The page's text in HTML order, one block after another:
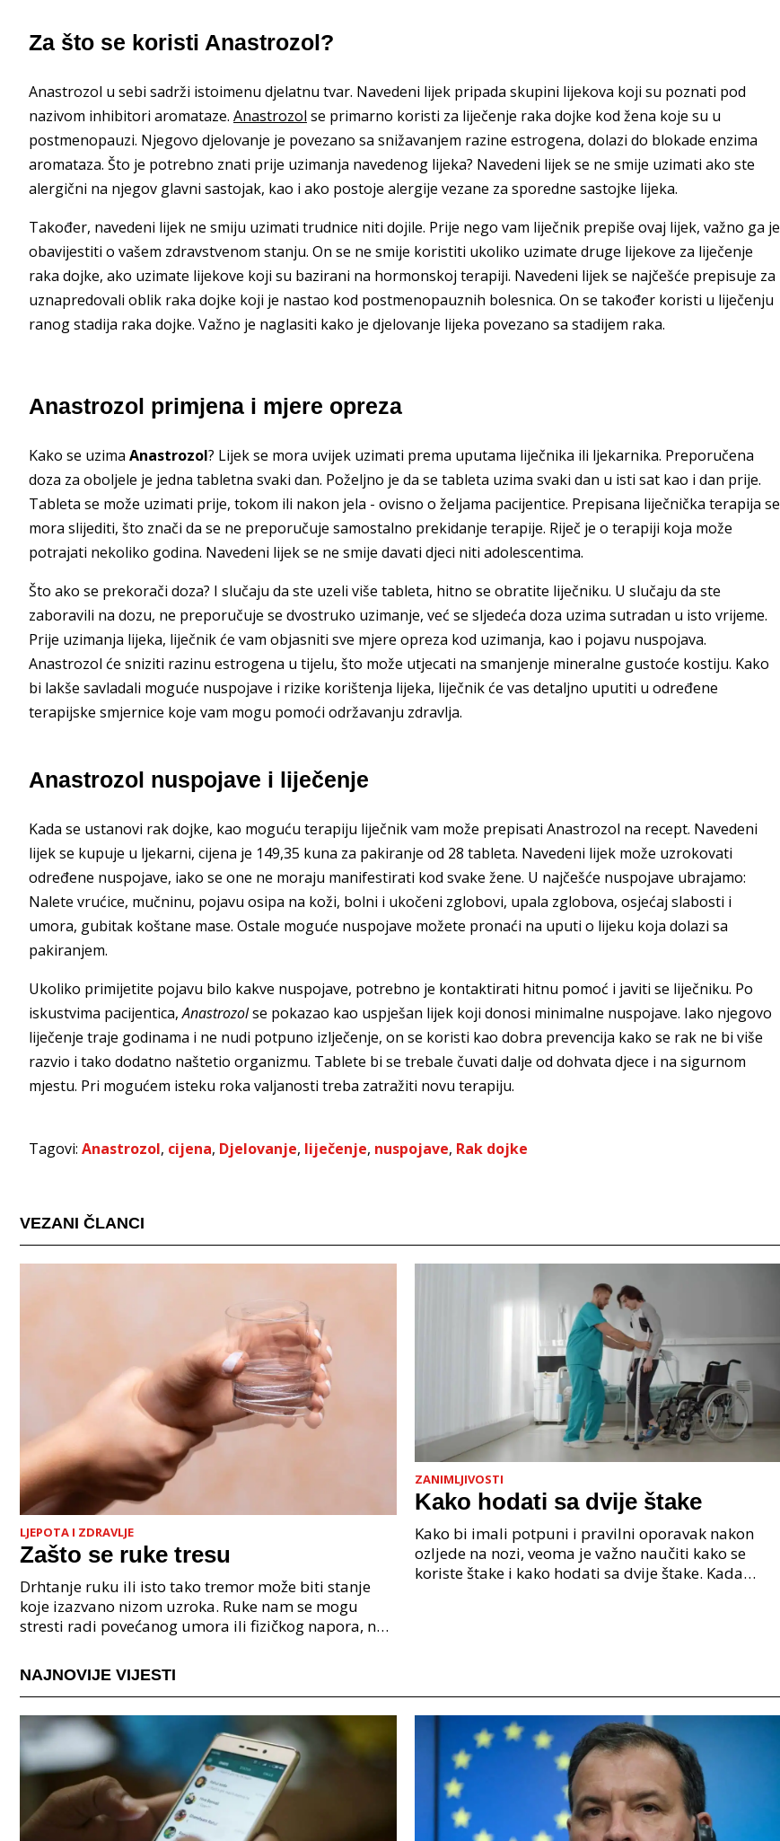
Za što se koristi Anastrozol?
Anastrozol u sebi sadrži istoimenu djelatnu tvar. Navedeni lijek pripada skupini lijekova koji su poznati pod
nazivom inhibitori aromataze. Anastrozol se primarno koristi za liječenje raka dojke kod žena koje su u
postmenopauzi. Njegovo djelovanje je povezano sa snižavanjem razine estrogena, dolazi do blokade enzima
aromataza. Što je potrebno znati prije uzimanja navedenog lijeka? Navedeni lijek se ne smije uzimati ako ste
alergični na njegov glavni sastojak, kao i ako postoje alergije vezane za sporedne sastojke lijeka.
Također, navedeni lijek ne smiju uzimati trudnice niti dojile. Prije nego vam liječnik prepiše ovaj lijek, važno ga je
obavijestiti o vašem zdravstvenom stanju. On se ne smije koristiti ukoliko uzimate druge lijekove za liječenje
raka dojke, ako uzimate lijekove koji su bazirani na hormonskoj terapiji. Navedeni lijek se najčešće prepisuje za
uznapredovali oblik raka dojke koji je nastao kod postmenopauznih bolesnica. On se također koristi u liječenju
ranog stadija raka dojke. Važno je naglasiti kako je djelovanje lijeka povezano sa stadijem raka.
Anastrozol primjena i mjere opreza
Kako se uzima Anastrozol? Lijek se mora uvijek uzimati prema uputama liječnika ili ljekarnika. Preporučena
doza za oboljele je jedna tabletna svaki dan. Poželjno je da se tableta uzima svaki dan u isti sat kao i dan prije.
Tableta se može uzimati prije, tokom ili nakon jela - ovisno o željama pacijentice. Prepisana liječnička terapija se
mora slijediti, što znači da se ne preporučuje samostalno prekidanje terapije. Riječ je o terapiji koja može
potrajati nekoliko godina. Navedeni lijek se ne smije davati djeci niti adolescentima.
Što ako se prekorači doza? I slučaju da ste uzeli više tableta, hitno se obratite liječniku. U slučaju da ste
zaboravili na dozu, ne preporučuje se dvostruko uzimanje, već se sljedeća doza uzima sutradan u isto vrijeme.
Prije uzimanja lijeka, liječnik će vam objasniti sve mjere opreza kod uzimanja, kao i pojavu nuspojava.
Anastrozol će sniziti razinu estrogena u tijelu, što može utjecati na smanjenje mineralne gustoće kostiju. Kako
bi lakše savladali moguće nuspojave i rizike korištenja lijeka, liječnik će vas detaljno uputiti u određene
terapijske smjernice koje vam mogu pomoći održavanju zdravlja.
Anastrozol nuspojave i liječenje
Kada se ustanovi rak dojke, kao moguću terapiju liječnik vam može prepisati Anastrozol na recept. Navedeni
lijek se kupuje u ljekarni, cijena je 149,35 kuna za pakiranje od 28 tableta. Navedeni lijek može uzrokovati
određene nuspojave, iako se one ne moraju manifestirati kod svake žene. U najčešće nuspojave ubrajamo:
Nalete vrućice, mučninu, pojavu osipa na koži, bolni i ukočeni zglobovi, upala zglobova, osjećaj slabosti i
umora, gubitak koštane mase. Ostale moguće nuspojave možete pronaći na uputi o lijeku koja dolazi sa
pakiranjem.
Ukoliko primijetite pojavu bilo kakve nuspojave, potrebno je kontaktirati hitnu pomoć i javiti se liječniku. Po
iskustvima pacijentica,Anastrozolse pokazao kao uspješan lijek koji donosi minimalne nuspojave. Iako njegovo
liječenje traje godinama i ne nudi potpuno izlječenje, on se koristi kao dobra prevencija kako se rak ne bi više
razvio i tako dodatno naštetio organizmu. Tablete bi se trebale čuvati dalje od dohvata djece i na sigurnom
mjestu. Pri mogućem isteku roka valjanosti treba zatražiti novu terapiju.
Tagovi: Anastrozol, cijena, Djelovanje, liječenje, nuspojave, Rak dojke
VEZANI ČLANCI
LJEPOTA I ZDRAVLJE
Zašto se ruke tresu
Drhtanje ruku ili isto tako tremor može biti stanje
koje izazvano nizom uzroka. Ruke nam se mogu
stresti radi povećanog umora ili fizičkog napora, no
ZANIMLJIVOSTI
Kako hodati sa dvije štake
Kako bi imali potpuni i pravilni oporavak nakon
ozljede na nozi, veoma je važno naučiti kako se
koriste štake i kako hodati sa dvije štake. Kada
NAJNOVIJE VIJESTI